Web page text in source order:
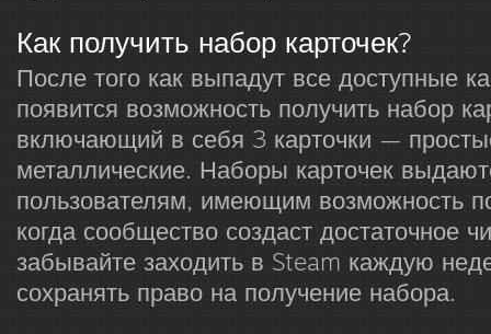
Как получить набор карточек?
После того как выпадут все доступные
появится возможность получить набор
включающий в себя 3 карточки —
металлические. Наборы карточек
пользователям, имеющим возможность
когда сообщество создаст достаточное
забывайте заходить в Steam каждую
сохранять право на получение набора.